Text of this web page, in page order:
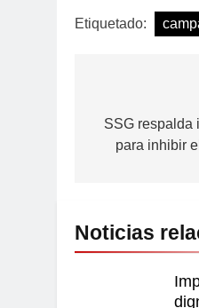
Etiquetado:
SSG respalda
para inhibir
Noticias